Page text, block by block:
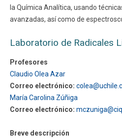
la Química Analítica, usando
avanzadas, así como de
Laboratorio de Radicales
Profesores
Claudio Olea Azar
Correo electrónico: colea@uchile.cl
María Carolina Zúñiga
Correo electrónico:
Breve descripción